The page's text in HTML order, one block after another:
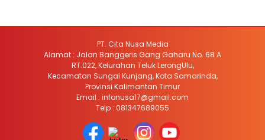
PT. Cita Nusa Media
Alamat : Jalan Banggeris Gang Gaharu No. 68 A
RT.022, Kelurahan Teluk LerongUlu,
Kecamatan Sungai Kunjang, Kota Samarinda,
Provinsi Kalimantan Timur
Email : infonusa17@gmail.com
Telp : 081347689055